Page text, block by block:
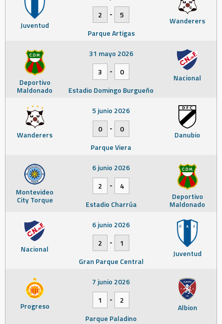
Juventud Wanderers
2
-
5
Parque Artigas
Deportivo
Maldonado
Nacional
31 mayo 2026
3
-
0
Estadio Domingo Burgueño
Wanderers Danubio
5 junio 2026
0
-
0
Parque Viera
Montevideo
City Torque Deportivo
Maldonado
6 junio 2026
2
-
4
Estadio Charrúa
Nacional Juventud
6 junio 2026
2
-
1
Gran Parque Central
Progreso Albion
7 junio 2026
1
-
2
Parque Paladino